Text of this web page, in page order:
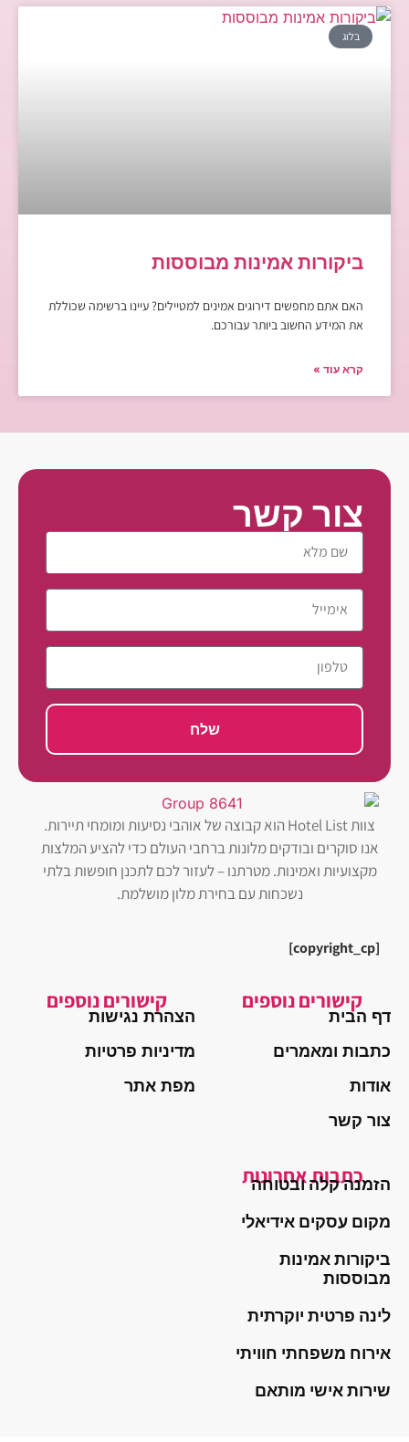
בלוג
ביקורות אמינות מבוססות
האם אתם מחפשים דירוגים אמינים למטיילים? עיינו ברשימה שכוללת
את המידע החשוב ביותר עבורכם.
קרא עוד »
צור קשר
שלח
צוות Hotel List הוא קבוצה של אוהבי נסיעות ומומחי תיירות.
אנו סוקרים ובודקים מלונות ברחבי העולם כדי להציע המלצות
מקצועיות ואמינות. מטרתנו – לעזור לכם לתכנן חופשות בלתי
נשכחות עם בחירת מלון מושלמת.
[copyright_cp]
קישורים נוספים
דף הבית
כתבות ומאמרים
אודות
צור קשר
קישורים נוספים
הצהרת נגישות
מדיניות פרטיות
מפת אתר
כתבות אחרונות
הזמנה קלה ובטוחה
מקום עסקים אידיאלי
ביקורות אמינות
מבוססות
לינה פרטית יוקרתית
אירוח משפחתי חוויתי
שירות אישי מותאם